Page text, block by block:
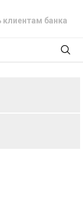
банка